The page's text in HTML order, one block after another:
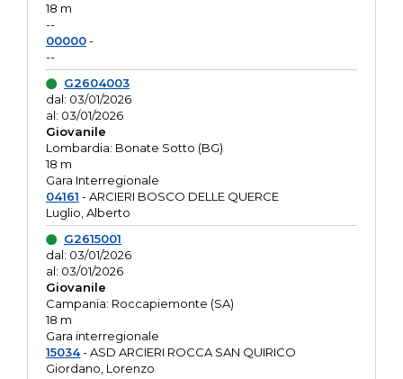
18 m
--
00000-
--
G2604003
dal: 03/01/2026
al: 03/01/2026
Giovanile
Lombardia: Bonate Sotto (BG)
18 m
Gara Interregionale
04161 - ARCIERI BOSCO DELLE QUERCE
Luglio, Alberto
G2615001
dal: 03/01/2026
al: 03/01/2026
Giovanile
Campania: Roccapiemonte (SA)
18 m
Gara interregionale
15034- ASD ARCIERI ROCCA SAN QUIRICO
Giordano, Lorenzo